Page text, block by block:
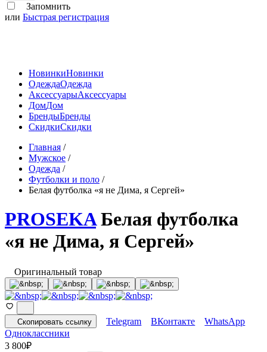
Запомнить
или Быстрая регистрация
НовинкиНовинки
ОдеждаОдежда
АксессуарыАксессуары
ДомДом
БрендыБренды
СкидкиСкидки
Главная /
Мужское /
Одежда /
Футболки и поло /
Белая футболка «я не Дима, я Сергей»
PROSEKAБелая футболка
«я не Дима, я Сергей»
Оригинальный товар
Скопировать ссылку Telegram ВКонтакте
WhatsApp
Одноклассники
3 800₽